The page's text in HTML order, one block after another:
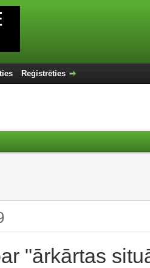
Reģistrēties
"ārkārtas